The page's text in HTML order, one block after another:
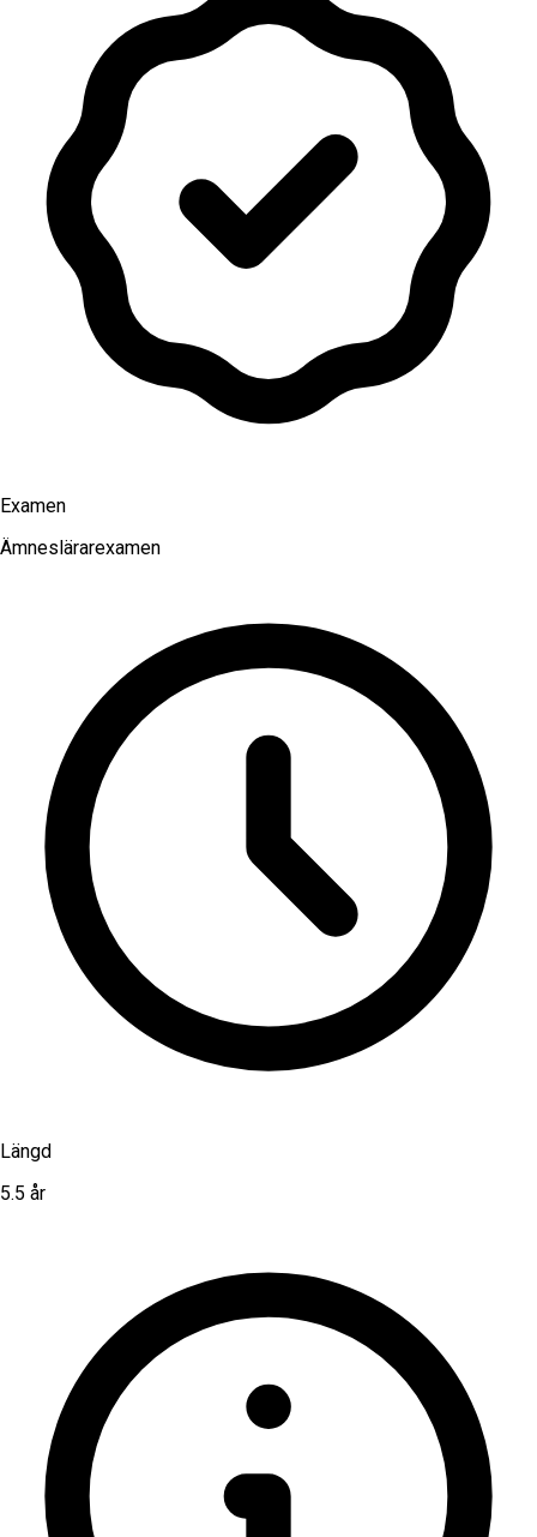
Examen
Ämneslärarexamen
Längd
5.5 år